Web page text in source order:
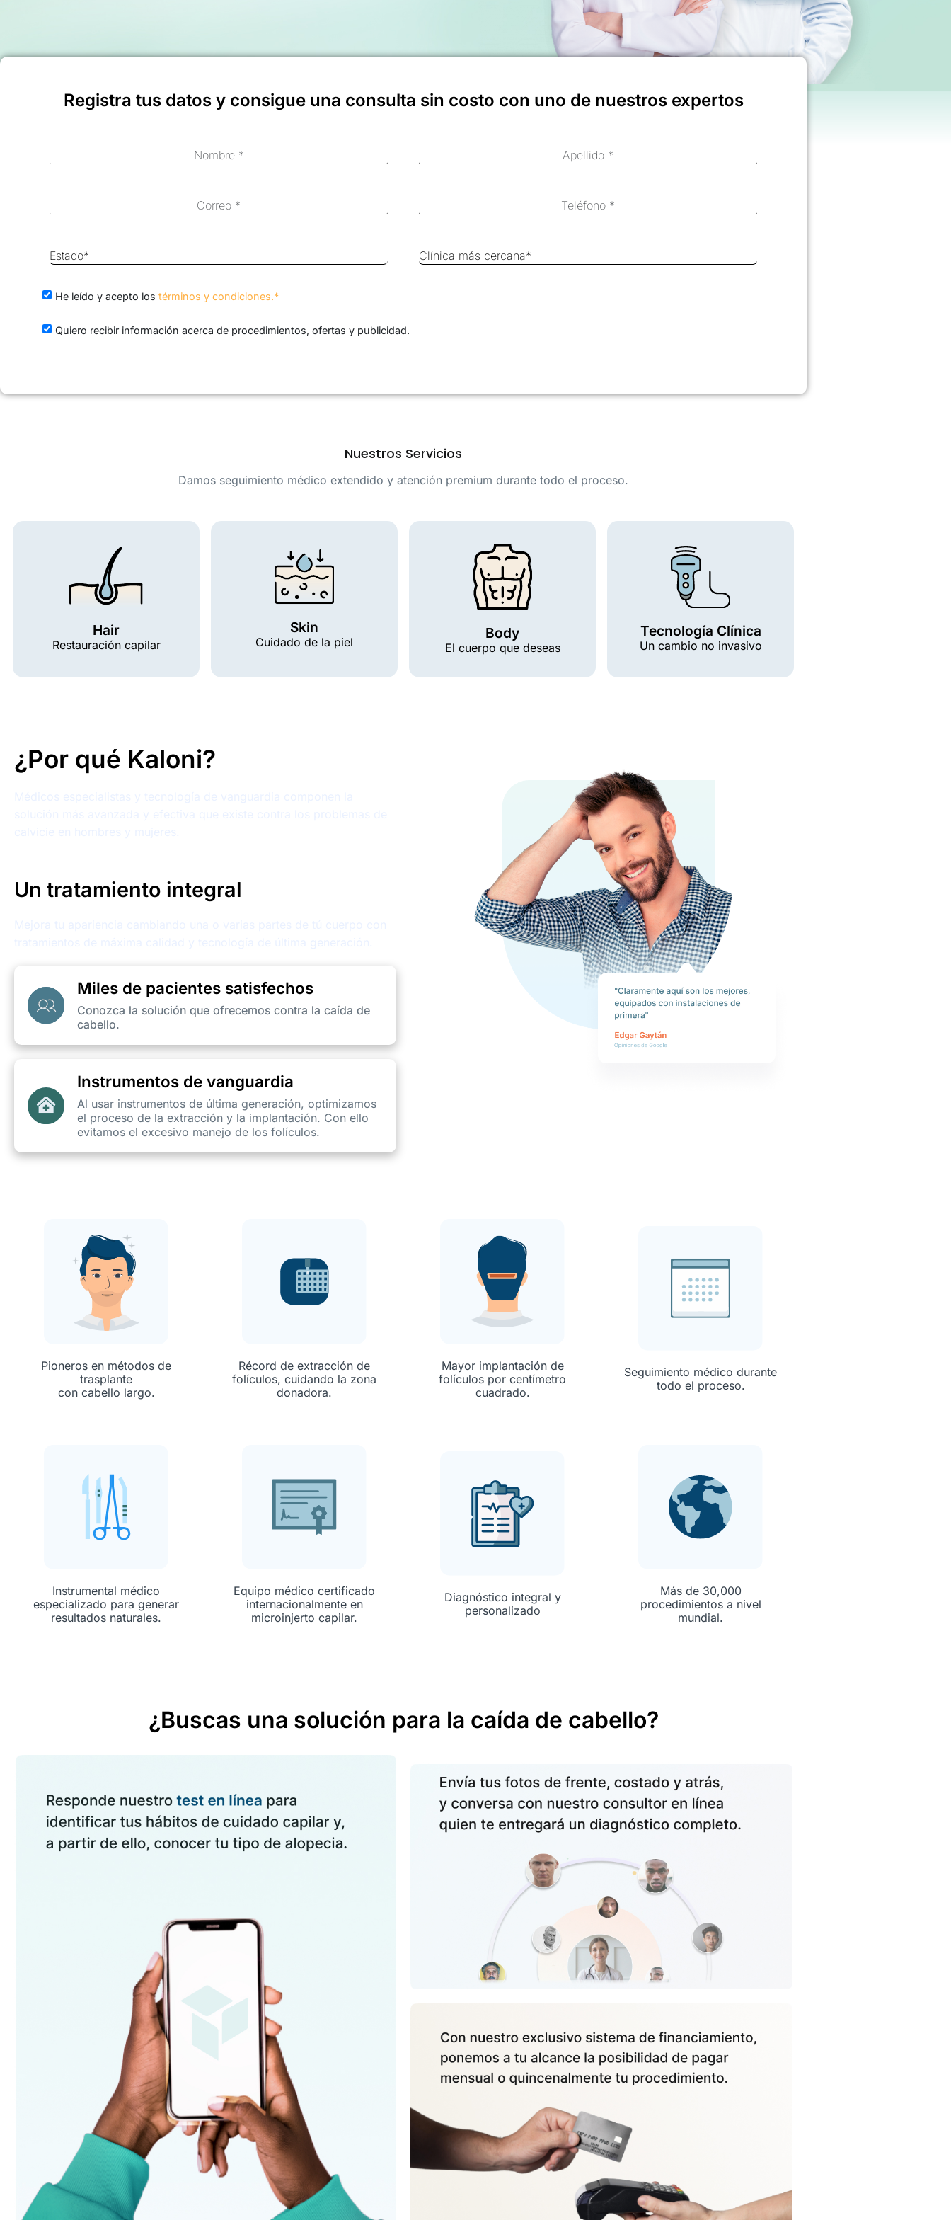
Registra tus datos y consigue una consulta sin costo con uno de nuestros expertos
He leído y acepto los términos y condiciones.*
Quiero recibir información acerca de procedimientos, ofertas y publicidad.
Nuestros Servicios
Damos seguimiento médico extendido y atención premium durante todo el proceso.
Hair
Restauración capilar
Skin
Cuidado de la piel
Body
El cuerpo que deseas
Tecnología Clínica
Un cambio no invasivo
¿Por qué Kaloni?
Un tratamiento integral
Miles de pacientes satisfechos
Conozca la solución que ofrecemos contra la caída de
cabello.
Instrumentos de vanguardia
Al usar instrumentos de última generación, optimizamos
el proceso de la extracción y la implantación. Con ello
evitamos el excesivo manejo de los folículos.
Pioneros en métodos de
trasplante
con cabello largo.
Récord de extracción de
folículos, cuidando la zona
donadora.
Mayor implantación de
folículos por centímetro
cuadrado.
Seguimiento médico durante
todo el proceso.
Instrumental médico
especializado para generar
resultados naturales.
Equipo médico certificado
internacionalmente en
microinjerto capilar.
Diagnóstico integral y
personalizado
Más de 30,000
procedimientos a nivel
mundial.
¿Buscas una solución para la caída de cabello?